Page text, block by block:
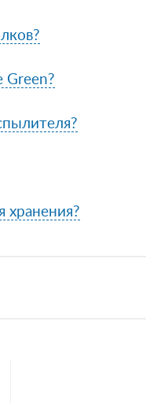
Green?
хранения?